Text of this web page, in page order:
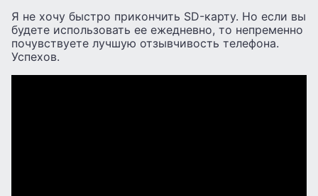
Я не хочу быстро прикончить SD-карту. Но если вы
будете использовать ее ежедневно, то непременно
почувствуете лучшую отзывчивость телефона.
Успехов.